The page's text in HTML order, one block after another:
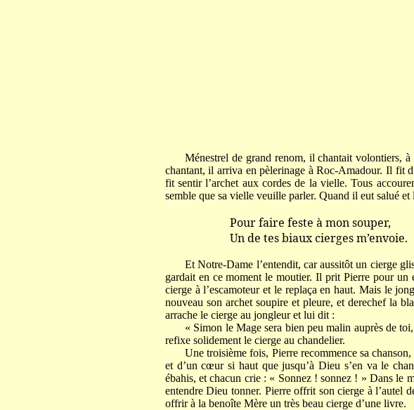
Ménestrel de grand renom, il chantait volontiers,
chantant, il arriva en pèlerinage à Roc-Amadour. Il fit
fit sentir l’archet aux cordes de la vielle. Tous
semble que sa vielle veuille parler. Quand il eut salué
Pour faire feste à mon souper,
Un de tes biaux cierges m’envoie.
Et Notre-Dame l’entendit, car aussitôt un cierge
gardait en ce moment le moutier. Il prit Pierre pour
cierge à l’escamoteur et le replaça en haut. Mais le
nouveau son archet soupire et pleure, et derechef la
arrache le cierge au jongleur et lui dit :
« Simon le Mage sera bien peu malin auprès de
refixe solidement le cierge au chandelier.
Une troisième fois, Pierre recommence sa
et d’un cœur si haut que jusqu’à Dieu s’en va le
ébahis, et chacun crie : « Sonnez ! sonnez ! » Dans le
entendre Dieu tonner. Pierre offrit son cierge à l’autel
offrir à la benoîte Mère un très beau cierge d’une livre.